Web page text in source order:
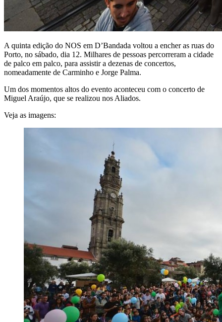
A quinta edição do NOS em D’Bandada voltou a encher as ruas do
Porto, no sábado, dia 12. Milhares de pessoas percorreram a cidade
de palco em palco, para assistir a dezenas de concertos,
nomeadamente de Carminho e Jorge Palma.
Um dos momentos altos do evento aconteceu com o concerto de
Miguel Araújo, que se realizou nos Aliados.
Veja as imagens: